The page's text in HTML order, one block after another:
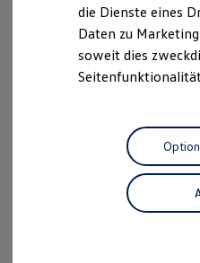
myVolkswagen
Elektrisch & Autonom
Elektro - &
Wallbox und
Förderung &
Unsere
Überblick
Neuwagen Caddy -
California-Profi-
die Dienste eines
Daten zu
soweit dies